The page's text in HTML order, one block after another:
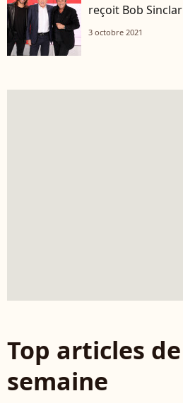
reçoit Bob
3 octobre 2021
Top articles
semaine